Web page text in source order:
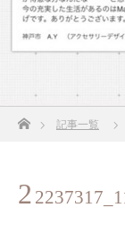
ホーム記事一覧
2